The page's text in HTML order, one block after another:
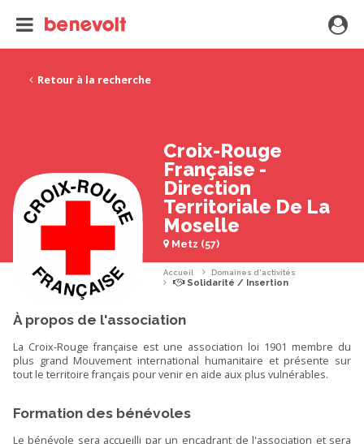
Retour à la recherche
Croix-Rouge
Française -
Direction
Territoriale De La
Moselle
Metz (57)
Accueil Domaines d'activités
Solidarité / Insertion
À propos de l'association
La Croix-Rouge française est une association loi 1901 membre du
plus grand Mouvement international humanitaire et présente sur
tout le territoire français pour venir en aide aux plus vulnérables.
Formation des bénévoles
Le bénévole sera accueilli par un encadrant de l'association et sera